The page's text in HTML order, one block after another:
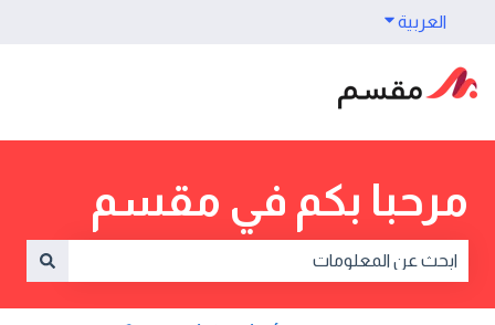
العربيةShow submenu for translations
مرحبا بكم في مقسم